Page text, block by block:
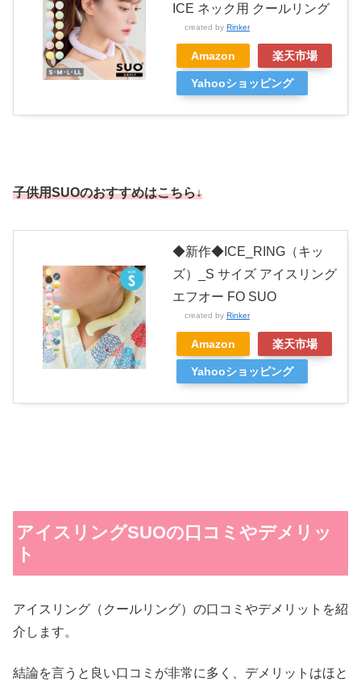
ICE ネック用 クールリング
created by Rinker
Amazon 楽天市場
Yahooショッピング
子供用SUOのおすすめはこちら↓
◆新作◆ICE_RING（キッ
ズ）_S サイズ アイスリング
エフオー FO SUO
created by Rinker
Amazon 楽天市場
Yahooショッピング
アイスリングSUOの口コミやデメリッ
ト
アイスリング（クールリング）の口コミやデメリットを紹
介します。
結論を言うと良い口コミが非常に多く、デメリットはほと